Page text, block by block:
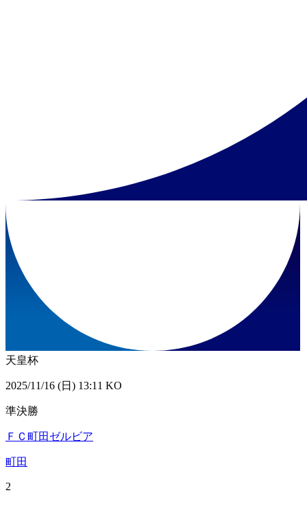
天皇杯
2025/11/16 (日) 13:11 KO
準決勝
ＦＣ町田ゼルビア
町田
2